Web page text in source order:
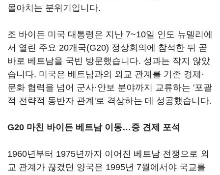
몰아치는 분위기입니다.
조 바이든 미국 대통령은 지난 7~10일 인도 뉴델리에
서 열린 주요 20개국(G20) 정상회의에 참석한 뒤 곧
바로 베트남을 국빈 방문했습니다. 성과는 작지 않았
습니다. 미국은 베트남과의 외교 관계를 기존 경제·
문화 협력을 넘어 군사·안보 분야까지 교류하는 '포괄
적 전략적 동반자 관계'로 격상하는 데 성공했습니다.
G20 마친 바이든 베트남 이동…중 견제 포석
1960년부터 1975년까지 이어진 베트남 전쟁으로 외
교 관계가 끊겼던 양국은 1995년 7월에서야 국교를